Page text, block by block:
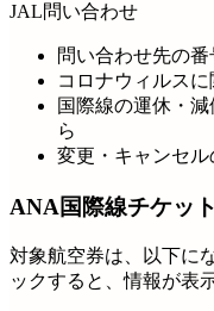
JAL問い合わせ
問い合わせ先の番
コロナウィルス
国際線の運休・減
ら
変更・キャンセル
ANA国際線チケッ
対象航空券は、以下に
ックすると、情報が表